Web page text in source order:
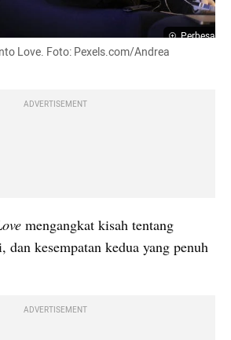
Perbesar
Love. Foto: Pexels.com/Andrea
ADVERTISEMENT
mengangkat kisah tentang
dan kesempatan kedua yang penuh
ADVERTISEMENT